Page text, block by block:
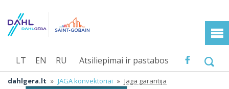
Atsiliepimai ir pastabos
LT EN RU
dahlgera.lt » JAGA konvektoriai » Jaga garantija